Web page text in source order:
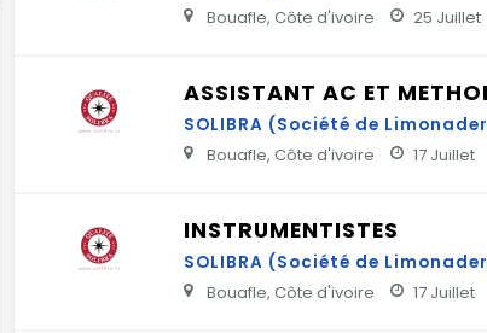
Bouafle, Côte d'ivoire
25 Juillet
ASSISTANT AC ET
SOLIBRA (Société de
Bouafle, Côte d'ivoire
17 Juillet
INSTRUMENTISTES
SOLIBRA (Société de
Bouafle, Côte d'ivoire
17 Juillet